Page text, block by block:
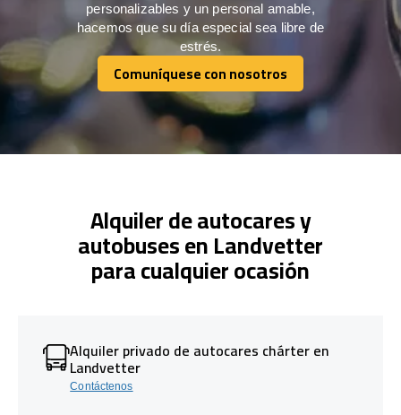
personalizables y un personal amable,
hacemos que su día especial sea libre de
estrés.
Comuníquese con nosotros
Comuníquese con nosotros
Alquiler de autocares y
autobuses en Landvetter
para cualquier ocasión
Alquiler privado de autocares chárter en
Landvetter
Contáctenos